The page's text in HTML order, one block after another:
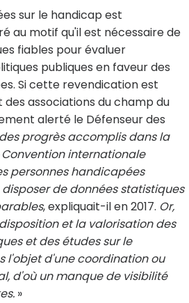
sur le handicap est
au motif qu'il est nécessaire de
fiables pour évaluer
publiques en faveur des
Si cette revendication est
associations du champ du
alerté le Défenseur des
progrès accomplis dans la
internationale
personnes handicapées
de données statistiques
, expliquait-il en 2017. Or,
et la valorisation des
et des études sur le
l'objet d'une coordination ou
d'où un manque de visibilité
»